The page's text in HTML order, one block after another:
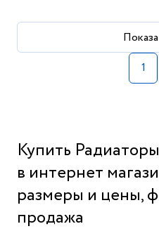
1
Купить
в интернет
размеры и цены,
продажа